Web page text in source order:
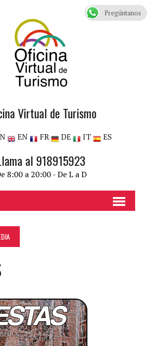
Virtual de Turismo
EN FR DE IT ES
al 918915923
8:00 a 20:00 - De L a D
Pregúntanos